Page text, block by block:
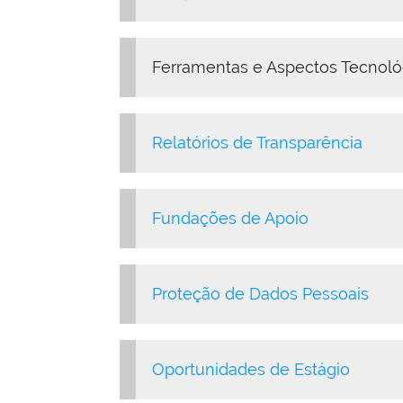
Ferramentas e Aspectos
Relatórios de Transparência
Fundações de Apoio
Proteção de Dados Pessoais
Oportunidades de Estágio